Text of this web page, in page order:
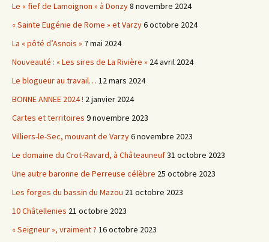
Le « fief de Lamoignon » à Donzy8 novembre 2024
« Sainte Eugénie de Rome » et Varzy6 octobre 2024
La « pôté d’Asnois » 7 mai 2024
Nouveauté : « Les sires de La Rivière » 24 avril 2024
Le blogueur au travail… 12 mars 2024
BONNE ANNEE 2024 ! 2 janvier 2024
Cartes et territoires 9 novembre 2023
Villiers-le-Sec, mouvant de Varzy6 novembre 2023
Le domaine du Crot-Ravard, à Châteauneuf31 octobre 2023
Une autre baronne de Perreuse célèbre 25 octobre 2023
Les forges du bassin du Mazou 21 octobre 2023
10 Châtellenies 21 octobre 2023
« Seigneur », vraiment ? 16 octobre 2023